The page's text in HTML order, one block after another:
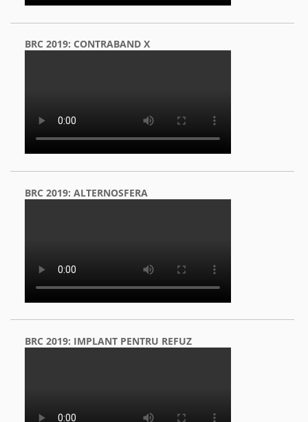
BRC 2019: CONTRABAND X
BRC 2019: ALTERNOSFERA
BRC 2019: IMPLANT PENTRU REFUZ